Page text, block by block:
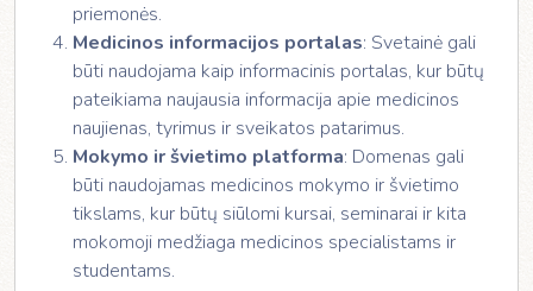
priemonės.
Medicinos informacijos portalas: Svetainė gali
būti naudojama kaip informacinis portalas, kur būtų
pateikiama naujausia informacija apie medicinos
naujienas, tyrimus ir sveikatos patarimus.
Mokymo ir švietimo platforma: Domenas gali
būti naudojamas medicinos mokymo ir švietimo
tikslams, kur būtų siūlomi kursai, seminarai ir kita
mokomoji medžiaga medicinos specialistams ir
studentams.